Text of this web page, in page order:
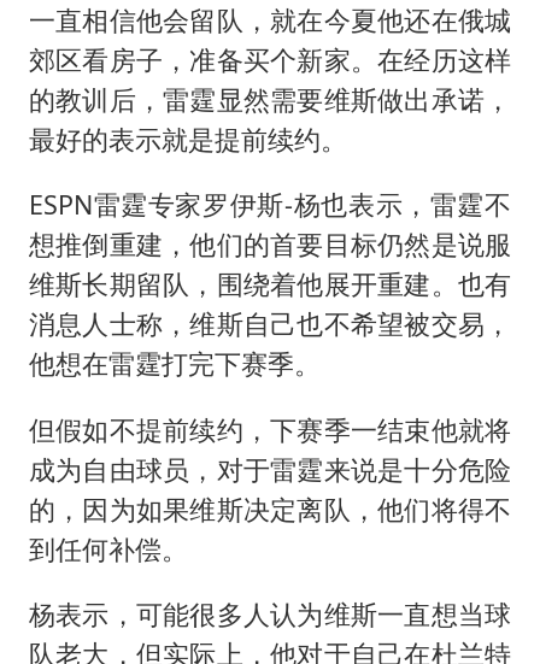
一直相信他会留队，就在今夏他还在俄城
郊区看房子，准备买个新家。在经历这样
的教训后，雷霆显然需要维斯做出承诺，
最好的表示就是提前续约。
ESPN雷霆专家罗伊斯-杨也表示，雷霆不
想推倒重建，他们的首要目标仍然是说服
维斯长期留队，围绕着他展开重建。也有
消息人士称，维斯自己也不希望被交易，
他想在雷霆打完下赛季。
但假如不提前续约，下赛季一结束他就将
成为自由球员，对于雷霆来说是十分危险
的，因为如果维斯决定离队，他们将得不
到任何补偿。
杨表示，可能很多人认为维斯一直想当球
队老大，但实际上，他对于自己在杜兰特